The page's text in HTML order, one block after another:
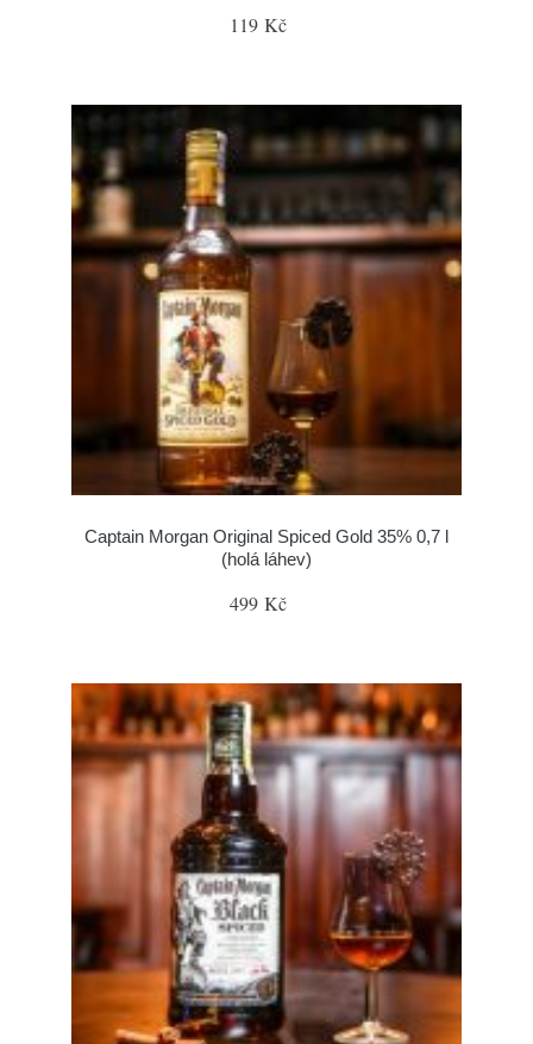
119 Kč
Captain Morgan Original Spiced Gold 35% 0,7 l
(holá láhev)
499 Kč